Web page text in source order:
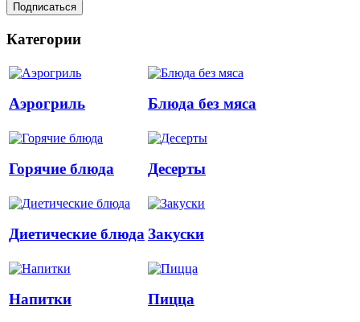
Категории
Аэрогриль Блюда без мяса
Горячие блюда Десерты
Диетические блюдаЗакуски
Напитки Пицца